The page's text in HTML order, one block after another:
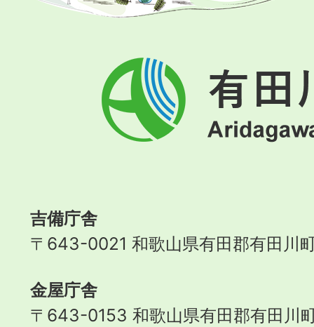
有
田
川
町
吉備庁舎
〒643-0021 和歌山県有田郡有田川
金屋庁舎
〒643-0153 和歌山県有田郡有田川